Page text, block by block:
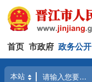
首页 市政府 政务公开